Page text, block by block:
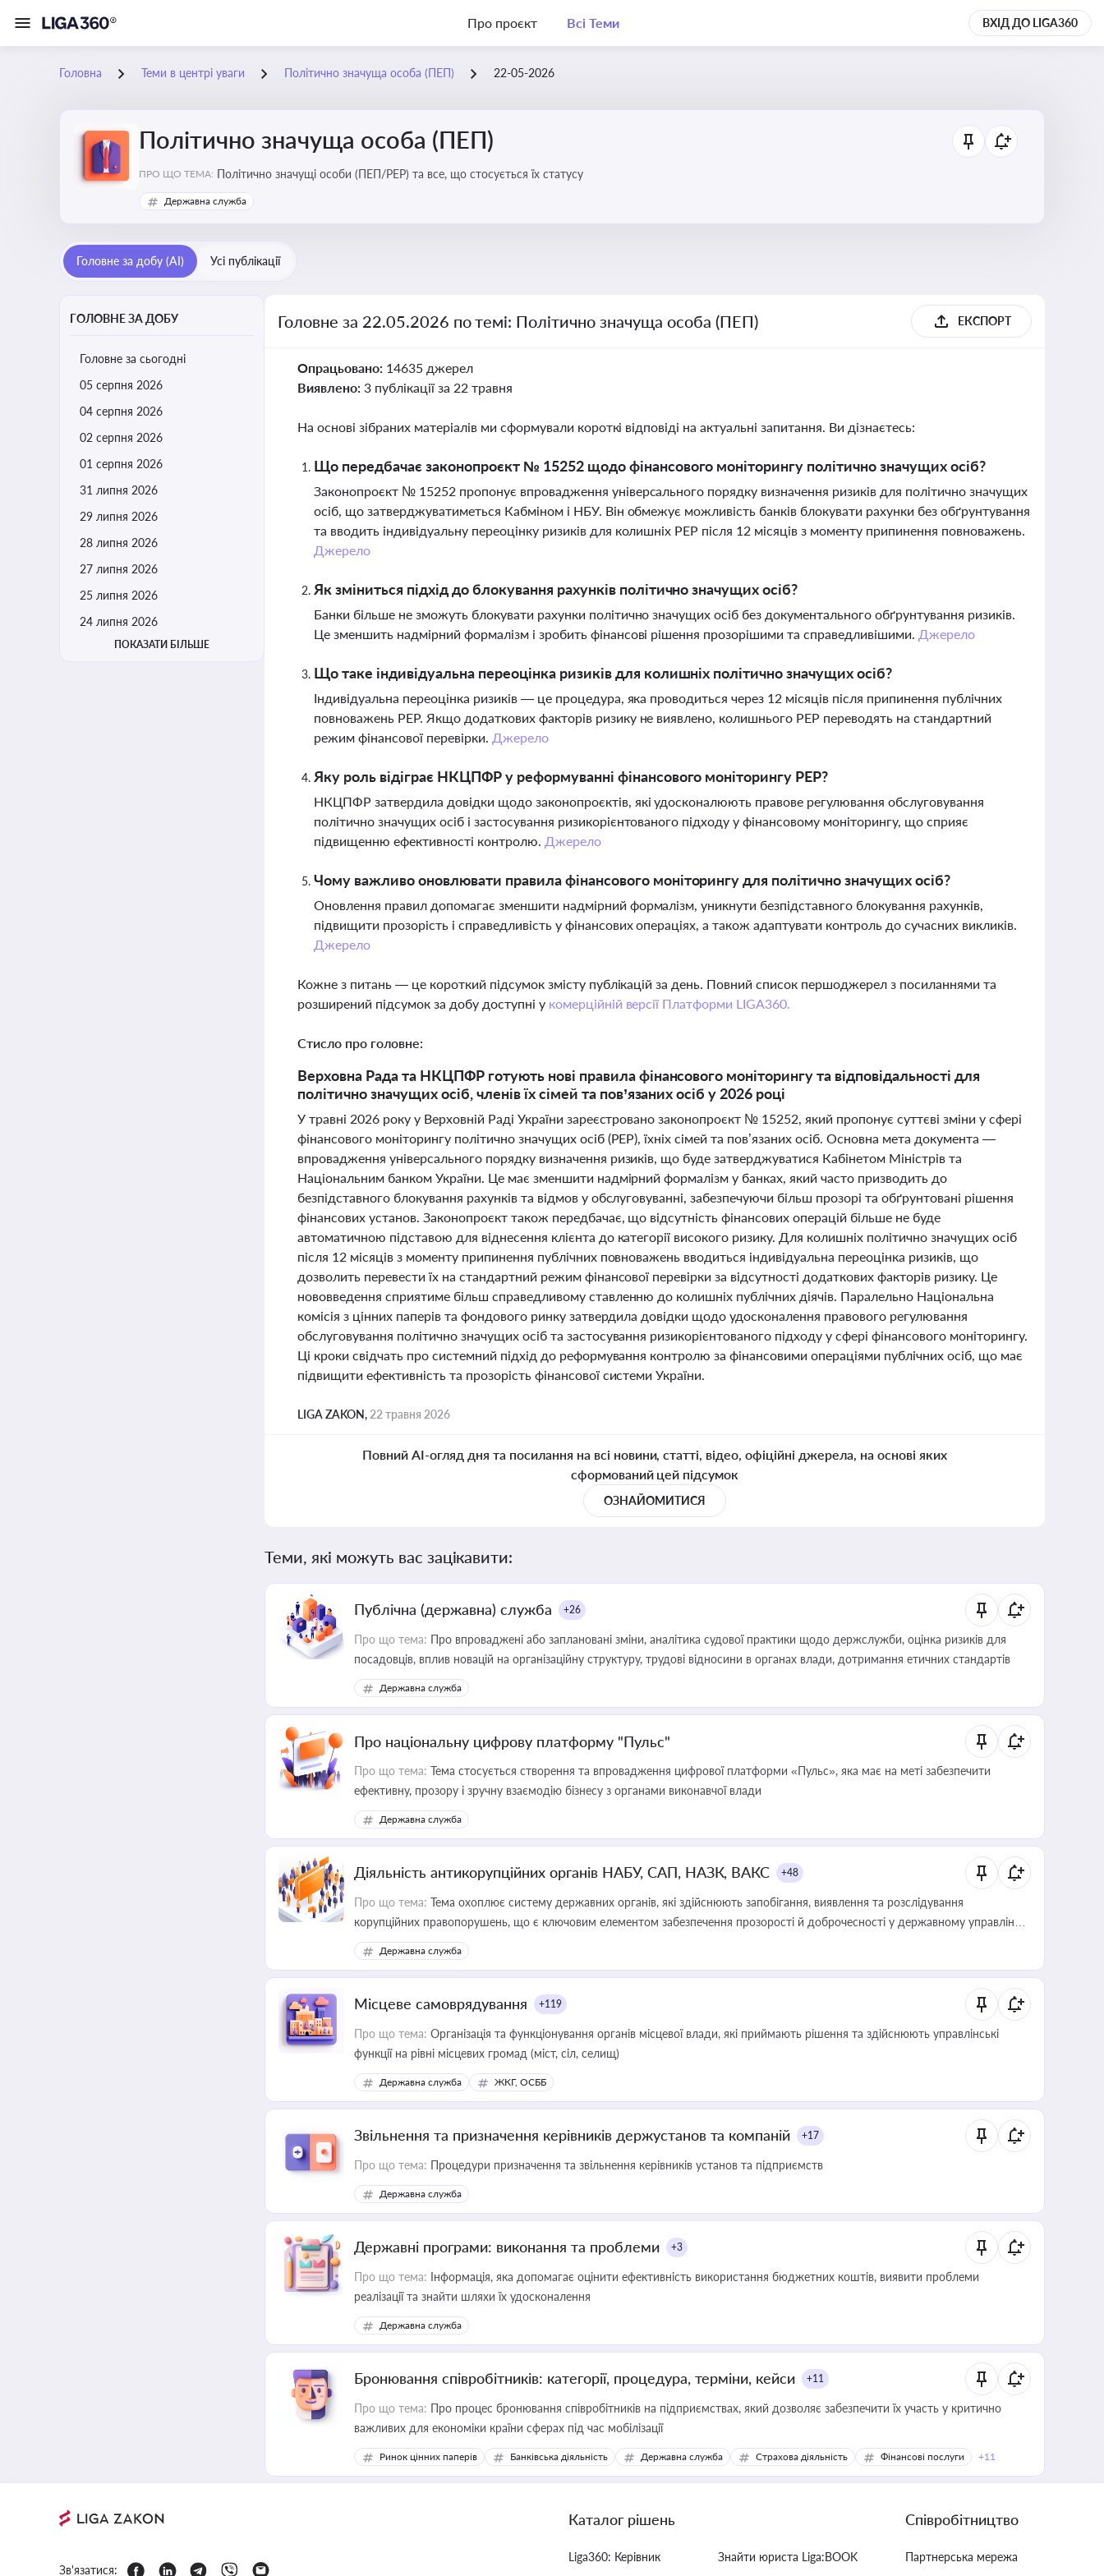
Про проєкт Всі Теми ВХІД ДО LIGA360
Головна Теми в центрі уваги Політично значуща особа (ПЕП) 22-05-2026
Політично значуща особа (ПЕП)
ПРО ЩО ТЕМА: Політично значущі особи (ПЕП/PEP) та все, що стосується їх статусу
Державна служба
Головне за добу (AI) Усі публікації
ГОЛОВНЕ ЗА ДОБУ
Головне за сьогодні
05 серпня 2026
04 серпня 2026
02 серпня 2026
01 серпня 2026
31 липня 2026
29 липня 2026
28 липня 2026
27 липня 2026
25 липня 2026
24 липня 2026
ПОКАЗАТИ БІЛЬШЕ
Головне за 22.05.2026 по темі: Політично значуща особа (ПЕП) ЕКСПОРТ
Опрацьовано: 14635 джерел
Виявлено: 3 публікації за 22 травня
На основі зібраних матеріалів ми сформували короткі відповіді на актуальні запитання. Ви дізнаєтесь:
Що передбачає законопроєкт № 15252 щодо фінансового моніторингу політично значущих осіб?
Законопроєкт № 15252 пропонує впровадження універсального порядку визначення ризиків для політично значущих
осіб, що затверджуватиметься Кабміном і НБУ. Він обмежує можливість банків блокувати рахунки без обґрунтування
та вводить індивідуальну переоцінку ризиків для колишніх PEP після 12 місяців з моменту припинення повноважень.
Джерело
Як зміниться підхід до блокування рахунків політично значущих осіб?
Банки більше не зможуть блокувати рахунки політично значущих осіб без документального обґрунтування ризиків.
Це зменшить надмірний формалізм і зробить фінансові рішення прозорішими та справедливішими. Джерело
Що таке індивідуальна переоцінка ризиків для колишніх політично значущих осіб?
Індивідуальна переоцінка ризиків — це процедура, яка проводиться через 12 місяців після припинення публічних
повноважень PEP. Якщо додаткових факторів ризику не виявлено, колишнього PEP переводять на стандартний
режим фінансової перевірки. Джерело
Яку роль відіграє НКЦПФР у реформуванні фінансового моніторингу PEP?
НКЦПФР затвердила довідки щодо законопроєктів, які удосконалюють правове регулювання обслуговування
політично значущих осіб і застосування ризикорієнтованого підходу у фінансовому моніторингу, що сприяє
підвищенню ефективності контролю. Джерело
Чому важливо оновлювати правила фінансового моніторингу для політично значущих осіб?
Оновлення правил допомагає зменшити надмірний формалізм, уникнути безпідставного блокування рахунків,
підвищити прозорість і справедливість у фінансових операціях, а також адаптувати контроль до сучасних викликів.
Джерело
Кожне з питань — це короткий підсумок змісту публікацій за день. Повний список першоджерел з посиланнями та
розширений підсумок за добу доступні у комерційній версії Платформи LIGA360.
Стисло про головне:
Верховна Рада та НКЦПФР готують нові правила фінансового моніторингу та відповідальності для
політично значущих осіб, членів їх сімей та пов’язаних осіб у 2026 році
У травні 2026 року у Верховній Раді України зареєстровано законопроєкт № 15252, який пропонує суттєві зміни у сфері
фінансового моніторингу політично значущих осіб (PEP), їхніх сімей та пов’язаних осіб. Основна мета документа —
впровадження універсального порядку визначення ризиків, що буде затверджуватися Кабінетом Міністрів та
Національним банком України. Це має зменшити надмірний формалізм у банках, який часто призводить до
безпідставного блокування рахунків та відмов у обслуговуванні, забезпечуючи більш прозорі та обґрунтовані рішення
фінансових установ. Законопроєкт також передбачає, що відсутність фінансових операцій більше не буде
автоматичною підставою для віднесення клієнта до категорії високого ризику. Для колишніх політично значущих осіб
після 12 місяців з моменту припинення публічних повноважень вводиться індивідуальна переоцінка ризиків, що
дозволить перевести їх на стандартний режим фінансової перевірки за відсутності додаткових факторів ризику. Це
нововведення сприятиме більш справедливому ставленню до колишніх публічних діячів. Паралельно Національна
комісія з цінних паперів та фондового ринку затвердила довідки щодо удосконалення правового регулювання
обслуговування політично значущих осіб та застосування ризикорієнтованого підходу у сфері фінансового моніторингу.
Ці кроки свідчать про системний підхід до реформування контролю за фінансовими операціями публічних осіб, що має
підвищити ефективність та прозорість фінансової системи України.
LIGA ZAKON, 22 травня 2026
Повний AI-огляд дня та посилання на всі новини, статті, відео, офіційні джерела, на основі яких
сформований цей підсумок
ОЗНАЙОМИТИСЯ
Теми, які можуть вас зацікавити:
Публічна (державна) служба +26
Про що тема: Про впроваджені або заплановані зміни, аналітика судової практики щодо держслужби, оцінка ризиків для
посадовців, вплив новацій на організаційну структуру, трудові відносини в органах влади, дотримання етичних стандартів
Державна служба
Про національну цифрову платформу "Пульс"
Про що тема: Тема стосується створення та впровадження цифрової платформи «Пульс», яка має на меті забезпечити
ефективну, прозору і зручну взаємодію бізнесу з органами виконавчої влади
Державна служба
Діяльність антикорупційних органів НАБУ, САП, НАЗК, ВАКС +48
Про що тема: Тема охоплює систему державних органів, які здійснюють запобігання, виявлення та розслідування
корупційних правопорушень, що є ключовим елементом забезпечення прозорості й доброчесності у державному управлінні
та бізнесі
Державна служба
Місцеве самоврядування +119
Про що тема: Організація та функціонування органів місцевої влади, які приймають рішення та здійснюють управлінські
функції на рівні місцевих громад (міст, сіл, селищ)
Державна служба ЖКГ, ОСББ
Звільнення та призначення керівників держустанов та компаній +17
Про що тема: Процедури призначення та звільнення керівників установ та підприємств
Державна служба
Державні програми: виконання та проблеми +3
Про що тема: Інформація, яка допомагає оцінити ефективність використання бюджетних коштів, виявити проблеми
реалізації та знайти шляхи їх удосконалення
Державна служба
Бронювання співробітників: категорії, процедура, терміни, кейси +11
Про що тема: Про процес бронювання співробітників на підприємствах, який дозволяє забезпечити їх участь у критично
важливих для економіки країни сферах під час мобілізації
Ринок цінних паперів Банківська діяльність Державна служба Страхова діяльність Фінансові послуги +11
Зв'язатися:
Каталог рішень
Liga360: Керівник Знайти юриста Liga:BOOK
Співробітництво
Партнерська мережа